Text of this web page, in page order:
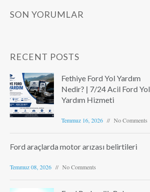
SON YORUMLAR
RECENT POSTS
Fethiye Ford Yol Yardım
Nedir? | 7/24 Acil Ford Yol
Yardım Hizmeti
Temmuz 16, 2026 No Comments
Ford araçlarda motor arızası belirtileri
Temmuz 08, 2026 No Comments